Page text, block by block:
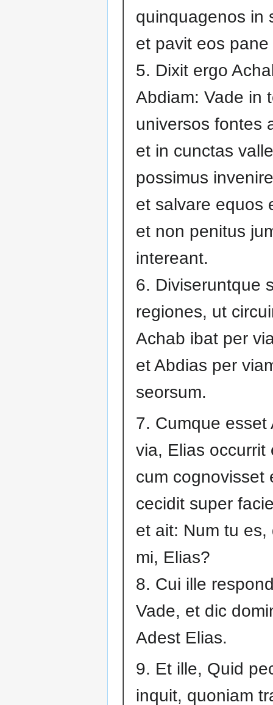
quinquagenos in
et pavit eos
5. Dixit ergo
Abdiam: Vade in
universos fontes
et in cunctas
possimus
et salvare equos
et non penitus
intereant.
6. Diviseruntque
regiones, ut
Achab ibat per
et Abdias per
seorsum.
7. Cumque esset
via, Elias occurrit
cum cognovisset
cecidit super
et ait: Num tu es,
mi, Elias?
8. Cui ille
Vade, et dic
Adest Elias.
9. Et ille, Quid
inquit, quoniam